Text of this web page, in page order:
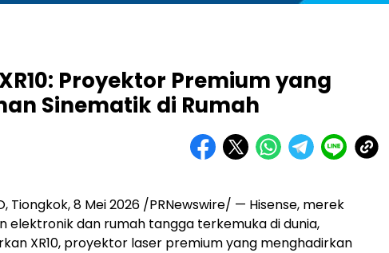
Proyektor Premium yang
Sinematik di Rumah
Tiongkok, 8 Mei 2026 /PRNewswire/ — Hisense, merek
elektronik dan rumah tangga terkemuka di dunia,
XR10, proyektor laser premium yang menghadirkan